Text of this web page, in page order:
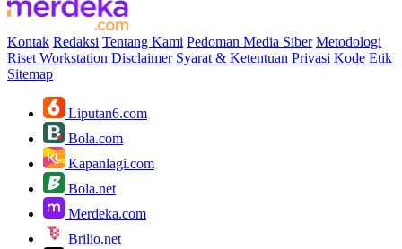
Kontak Redaksi Tentang Kami Pedoman Media Siber Metodologi
Riset Workstation Disclaimer Syarat & Ketentuan Privasi Kode Etik
Sitemap
Liputan6.com
Bola.com
Kapanlagi.com
Bola.net
Merdeka.com
Brilio.net